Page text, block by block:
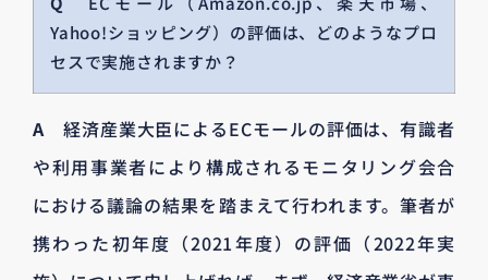
Yahoo!ショッピング）の評価は、どのようなプロ
セスで実施されますか？
A経済産業大臣によるECモールの評価は、有識者
や利用事業者により構成されるモニタリング会合
における議論の結果を踏まえて行われます。筆者が
携わった初年度（2021年度）の評価（2022年実